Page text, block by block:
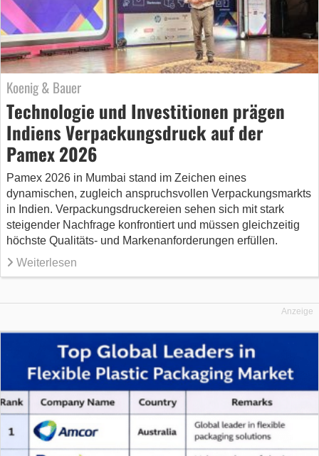
Koenig & Bauer
Technologie und Investitionen prägen
Indiens Verpackungsdruck auf der
Pamex 2026
Pamex 2026 in Mumbai stand im Zeichen eines
dynamischen, zugleich anspruchsvollen Verpackungsmarkts
in Indien. Verpackungsdruckereien sehen sich mit stark
steigender Nachfrage konfrontiert und müssen gleichzeitig
höchste Qualitäts- und Markenanforderungen erfüllen.
Weiterlesen
Anzeige